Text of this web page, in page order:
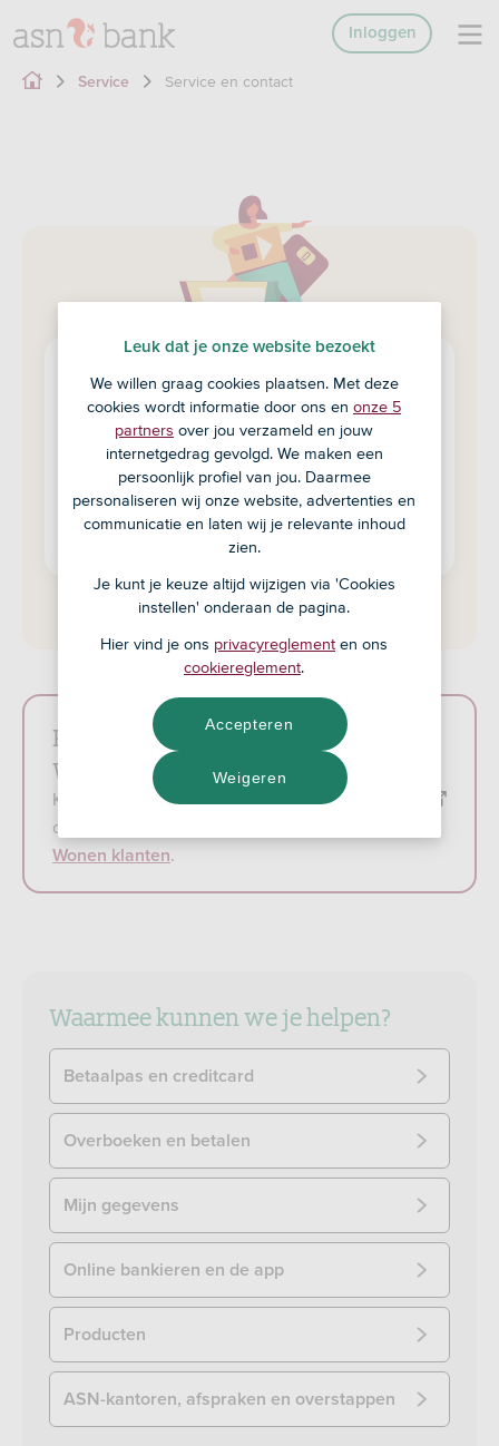
Inloggen
Service Service en contact
Service en contact
Veel bankzaken regel je zelf via de ASN-app
of ASN Online Bankieren.
Inloggen in ASN Online Bankieren
Klant bij SNS, RegioBank of BLG
Wonen?
Kijk dan voor de contactmogelijkheden op
of
Wonen klanten.
Waarmee kunnen we je helpen?
Betaalpas en creditcard
Overboeken en betalen
Mijn gegevens
Online bankieren en de app
Producten
ASN-kantoren, afspraken en overstappen
Leuk dat je onze website bezoekt
We willen graag cookies plaatsen. Met deze
cookies wordt informatie door ons en onze 5
partners over jou verzameld en jouw
internetgedrag gevolgd. We maken een
persoonlijk profiel van jou. Daarmee
personaliseren wij onze website, advertenties en
communicatie en laten wij je relevante inhoud
zien.
Je kunt je keuze altijd wijzigen via 'Cookies
instellen' onderaan de pagina.
Hier vind je ons privacyreglement en ons
cookiereglement.
Weigeren
Accepteren